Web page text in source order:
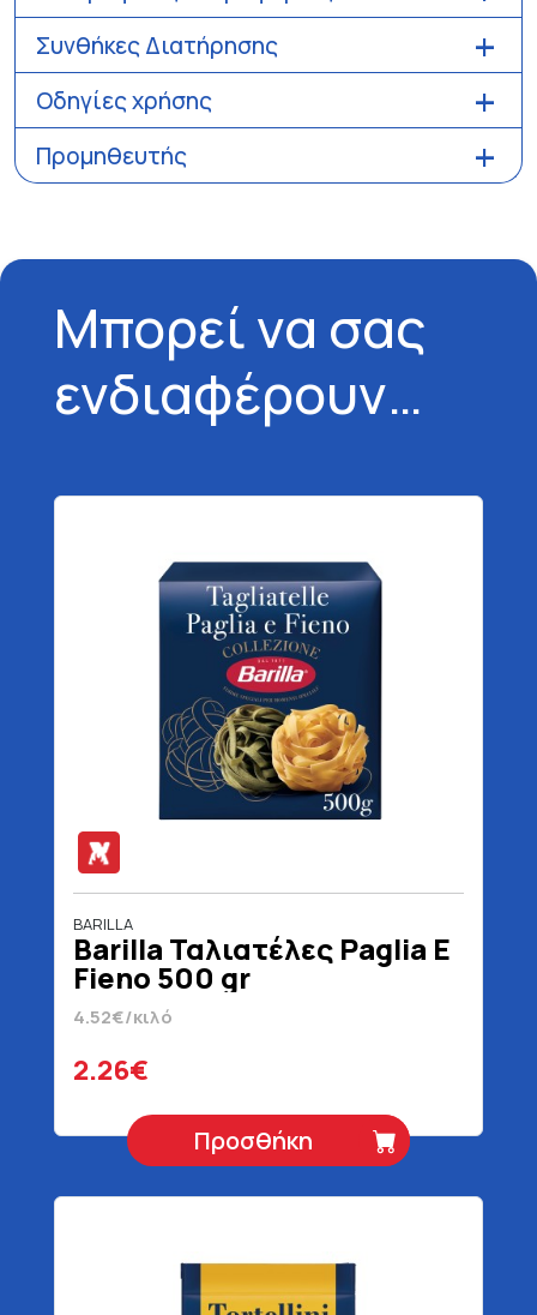
Συνθήκες Διατήρησης
Οδηγίες χρήσης
Προμηθευτής
Μπορεί να σας
ενδιαφέρουν…
BARILLA
Barilla Ταλιατέλες Paglia E
Fieno 500 gr
4.52€/κιλό
2.26€
Προσθήκη